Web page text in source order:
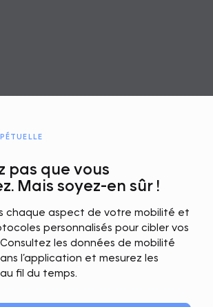
pas que vous
Mais soyez-en sûr !
chaque aspect de votre mobilité et
personnalisés pour cibler vos
les données de mobilité
l’application et mesurez les
fil du temps.